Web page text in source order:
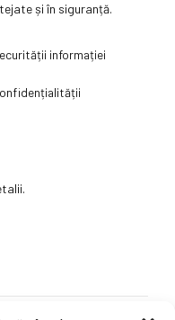
și în siguranță.
informației